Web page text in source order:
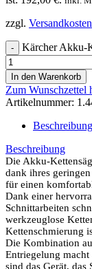
zzgl. Versandkosten
Kärcher Akku-
In den Warenkorb
Zum Wunschzettel
Artikelnummer:
Beschreibung
Beschreibung
Die Akku-
dank ihres
für einen
Dank einer
Schnittarbeiten
werkzeuglose
Kettenschmierung
Die Kombination
Entriegelung
sind das Gerät, das